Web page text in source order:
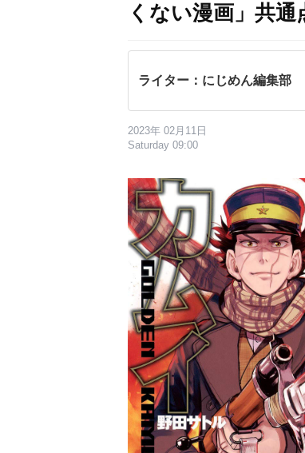
くない漫画」共通
ライター：にじめん編集部
2023年 02月11日
Saturday 09:00